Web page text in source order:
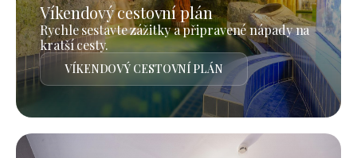
Víkendový cestovní plán
Rychle sestavte zážitky a připravené nápady na
kratší cesty.
VÍKENDOVÝ CESTOVNÍ PLÁN